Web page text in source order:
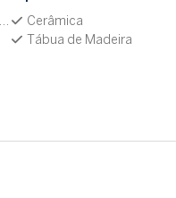
Cerâmica
Tábua de Madeira